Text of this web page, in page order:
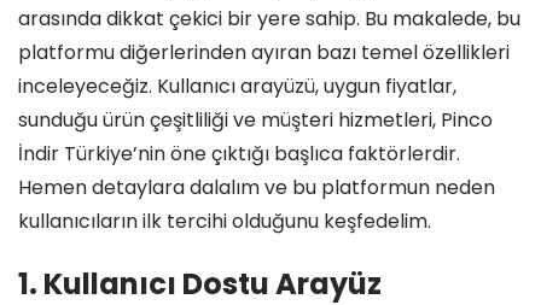
arasında dikkat çekici bir yere sahip. Bu makalede, bu
platformu diğerlerinden ayıran bazı temel özellikleri
inceleyeceğiz. Kullanıcı arayüzü, uygun fiyatlar,
sunduğu ürün çeşitliliği ve müşteri hizmetleri, Pinco
İndir Türkiye’nin öne çıktığı başlıca faktörlerdir.
Hemen detaylara dalalım ve bu platformun neden
kullanıcıların ilk tercihi olduğunu keşfedelim.
1. Kullanıcı Dostu Arayüz